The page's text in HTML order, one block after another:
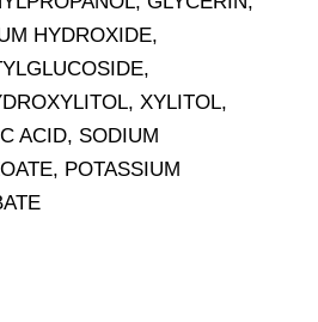
HYDROXIDE,
XYLITOL,
ACID, SODIUM
POTASSIUM